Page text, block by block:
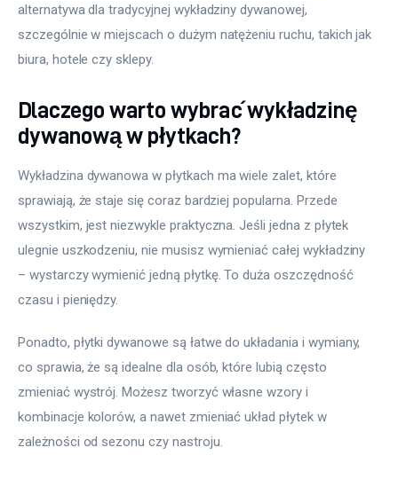
alternatywa dla tradycyjnej wykładziny dywanowej,
szczególnie w miejscach o dużym natężeniu ruchu, takich jak
biura, hotele czy sklepy.
Dlaczego warto wybrać wykładzinę
dywanową w płytkach?
Wykładzina dywanowa w płytkach ma wiele zalet, które
sprawiają, że staje się coraz bardziej popularna. Przede
wszystkim, jest niezwykle praktyczna. Jeśli jedna z płytek
ulegnie uszkodzeniu, nie musisz wymieniać całej wykładziny
– wystarczy wymienić jedną płytkę. To duża oszczędność
czasu i pieniędzy.
Ponadto, płytki dywanowe są łatwe do układania i wymiany,
co sprawia, że są idealne dla osób, które lubią często
zmieniać wystrój. Możesz tworzyć własne wzory i
kombinacje kolorów, a nawet zmieniać układ płytek w
zależności od sezonu czy nastroju.